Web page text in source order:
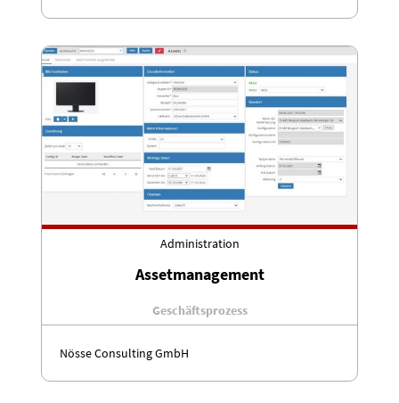
Administration
Assetmanagement
Geschäftsprozess
Nösse Consulting GmbH